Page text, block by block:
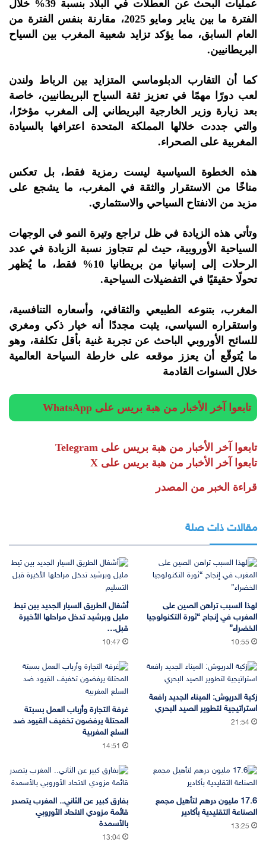
عمليات البحث عن العطلات في البلاد بنسبة 39% خلال
الفترة ما بين يناير ومايو 2025، مقارنة بنفس الفترة من
العام السابق، مما يؤكد تزايد شعبية المغرب بين السياح
البريطانيين.
كما أن التقارب الدبلوماسي المتزايد بين الرباط ولندن
لعب دورًا مهمًا في تعزيز ثقة السياح البريطانيين، خاصة
بعد زيارة وزير الخارجية البريطاني إلى المغرب مؤخرًا،
والتي جددت خلالها المملكة المتحدة اعترافها بالسيادة
المغربية على الصحراء.
هذه الخطوة السياسية ليست رمزية فقط، بل تعكس
مناخًا من الاستقرار والثقة في المغرب، ما يشجع على
مزيد من الانفتاح السياحي والاستثماري.
وتأتي هذه الزيادة في ظل تراجع وتيرة النمو في الوجهات
السياحية الأوروبية، حيث لم تتجاوز نسبة الزيادة في عدد
الرحلات إلى إسبانيا من بريطانيا 10% فقط، ما يُظهر
تحولًا حقيقيًا في التفضيلات السياحية.
المغرب، بتنوعه الطبيعي والثقافي، وأسعاره التنافسية،
واستقراره السياسي، يثبت مجددًا أنه خيار ذكي ومغري
للسائح الأوروبي الباحث عن تجربة غنية بأقل تكلفة، وهو
ما يُتوقّع أن يعزز موقعه على خارطة السياحة العالمية
خلال السنوات القادمة
تابعوا آخر الأخبار من هبة بريس على WhatsApp
تابعوا آخر الأخبار من هبة بريس على Telegram
تابعوا آخر الأخبار من هبة بريس على X
قراءة الخبر من المصدر
مقالات ذات صلة
لهذا السبب تراهن الصين على
المغرب في إنجاح “ثورة التكنولوجيا
الخضراء”
10:55
أشغال الطريق السيار الجديد بين تيط
مليل وبرشيد تدخل مراحلها الأخيرة
قبل…
10:47
زكية الدريوش: الميناء الجديد رافعة
استراتيجية لتطوير الصيد البحري
21:54
غرفة التجارة وأرباب العمل بسبتة
المحتلة يرفضون تخفيف القيود ضد
السلع المغربية
14:51
17.6 مليون درهم لتأهيل مجمع
الصناعة التقليدية بأكادير
13:25
بفارق كبير عن الثاني.. المغرب يتصدر
قائمة مزودي الاتحاد الأوروبي
بالأسمدة
13:04